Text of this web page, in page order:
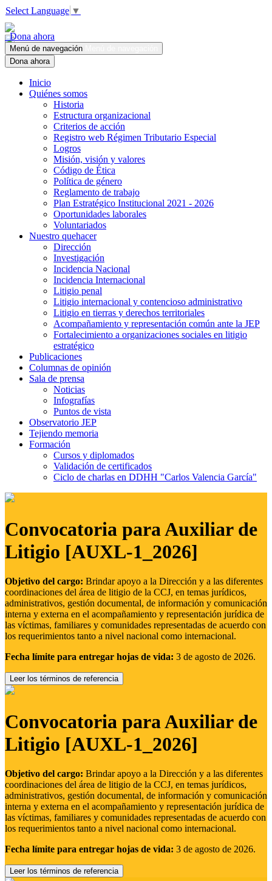
Select Language ▼
Dona ahora
Menú de navegación
Dona ahora
Inicio
Quiénes somos
Historia
Estructura organizacional
Criterios de acción
Registro web Régimen Tributario Especial
Logros
Misión, visión y valores
Código de Ética
Política de género
Reglamento de trabajo
Plan Estratégico Institucional 2021 - 2026
Oportunidades laborales
Voluntariados
Nuestro quehacer
Dirección
Investigación
Incidencia Nacional
Incidencia Internacional
Litigio penal
Litigio internacional y contencioso administrativo
Litigio en tierras y derechos territoriales
Acompañamiento y representación común ante la JEP
Fortalecimiento a organizaciones sociales en litigio
estratégico
Publicaciones
Columnas de opinión
Sala de prensa
Noticias
Infografías
Puntos de vista
Observatorio JEP
Tejiendo memoria
Formación
Cursos y diplomados
Validación de certificados
Ciclo de charlas en DDHH "Carlos Valencia García"
Convocatoria para Auxiliar de
Litigio [AUXL-1_2026]
Objetivo del cargo: Brindar apoyo a la Dirección y a las diferentes
coordinaciones del área de litigio de la CCJ, en temas jurídicos,
administrativos, gestión documental, de información y comunicación
interna y externa en el acompañamiento y representación jurídica de
las víctimas, familiares y comunidades representadas de acuerdo con
los requerimientos tanto a nivel nacional como internacional.
Fecha límite para entregar hojas de vida: 3 de agosto de 2026.
Leer los términos de referencia
Convocatoria para Auxiliar de
Litigio [AUXL-1_2026]
Objetivo del cargo: Brindar apoyo a la Dirección y a las diferentes
coordinaciones del área de litigio de la CCJ, en temas jurídicos,
administrativos, gestión documental, de información y comunicación
interna y externa en el acompañamiento y representación jurídica de
las víctimas, familiares y comunidades representadas de acuerdo con
los requerimientos tanto a nivel nacional como internacional.
Fecha límite para entregar hojas de vida: 3 de agosto de 2026.
Leer los términos de referencia